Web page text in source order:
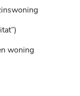
woning